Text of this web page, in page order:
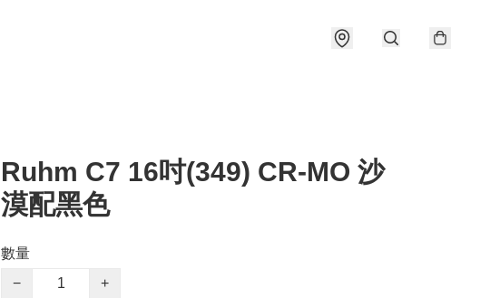
Ruhm C7 16吋(349) CR-MO 沙
漠配黑色
數量
−
+